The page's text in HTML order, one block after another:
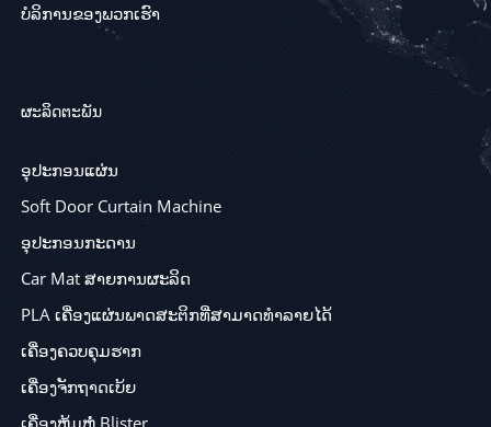
ບໍລິການຂອງພວກເຮົາ
ຜະລິດຕະພັນ
ອຸປະກອນແຜ່ນ
Soft Door Curtain Machine
ອຸປະກອນກະດານ
Car Mat ສາຍການຜະລິດ
PLA ເຄື່ອງແຜ່ນພາດສະຕິກທີ່ສາມາດທໍາລາຍໄດ້
ເຄື່ອງຄວບຄຸມຮາກ
ເຄື່ອງຈັກຖາດເບ້ຍ